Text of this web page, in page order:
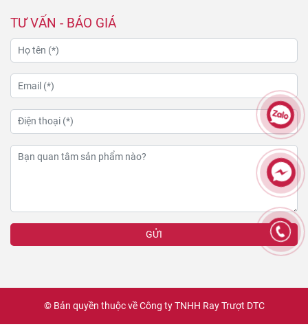
TƯ VẤN - BÁO GIÁ
GỬI
© Bản quyền thuộc về Công ty TNHH Ray Trượt DTC